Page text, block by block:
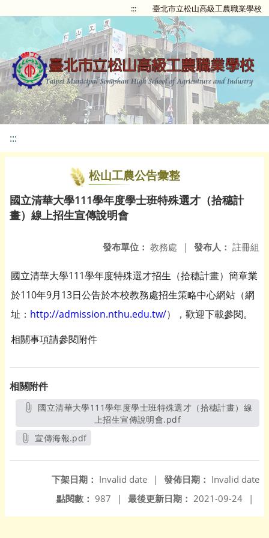
::: 臺北市立松山高級工農職業學校
:::
松山工農公告彙整
國立清華大學111學年度學士班特殊選才（拾穗計
畫）線上招生宣傳說明會
發布人： 註冊組
發布單位： 教務處 |
國立清華大學111學年度特殊選才招生（拾穗計畫）簡章業
於110年9月13日公告於本校教務處招生策略中心網站（網
址： http://admission.nthu.edu.tw/），歡迎下載參閱。
相關事項請參閱附件
相關附件
上招生宣傳說明會.pdf另開新視窗
宣傳海報.pdf
發佈日期： Invalid date
下架日期： Invalid date
|
最後更新日期： 2021-09-24 |
點閱數： 987 |